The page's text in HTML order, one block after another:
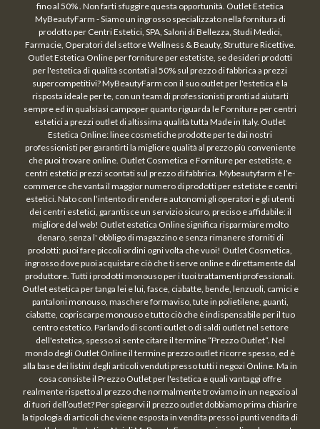
fino al 50% . Non farti sfuggire questa opportunità. Outlet Estetica
MyBeautyFarm - Siamo un ingrosso specializzato nella fornitura di
prodotto per Centri Estetici, SPA, Saloni di Bellezza, Studi Medici,
Farmacie, Operatori del settore Wellness & Beauty, Strutture Ricettive.
Outlet Estetica Online per forniture per estetiste, se desideri prodotti
per l'estetica di qualità scontati al 50% sul prezzo di fabbrica a prezzi
supercompetitivi? MyBeautyFarm con il suo outlet per l'estetica è la
risposta ideale per te, con un team di professionisti pronti ad aiutarti
sempre ed in qualsiasi campoper quanto riguarda le Forniture per centri
estetici a prezzi outlet di altissima qualità tutta Made in Italy. Outlet
Estetica Online: linee cosmetiche prodotte per te dai nostri
professionisti per garantirti la migliore qualità al prezzo più conveniente
che puoi trovare online. Outlet Cosmetica e Forniture per estetiste, e
centri estetici prezzi scontati sul prezzo di fabbrica. Mybeautyfarm è l’e-
commerce che vanta il maggior numero di prodotti per estetiste e centri
estetici. Nato con l’intento di rendere autonomi gli operatori e gli utenti
dei centri estetici, garantisce un servizio sicuro, preciso e affidabile: il
migliore del web! Outlet estetica Online significa risparmiare molto
denaro, senza l' obbligo di magazzino e senza rimanere sforniti di
prodotti: puoi fare piccoli ordini ogni volta che vuoi! Outlet Cosmetica,
ingrosso dove puoi acquistare ciò che ti serve online e direttamente dal
produttore. Tutti i prodotti monouso per i tuoi trattamenti professionali.
Outlet estetica per tanga lei e lui, fasce, ciabatte, bende, lenzuoli, camici e
pantaloni monouso, maschere formaviso, tute in polietilene, guanti,
ciabatte, copriscarpe monouso e tutto ciò che è indispensabile per il tuo
centro estetico. Parlando di sconti outlet o di saldi outlet nel settore
dell'estetica, spesso si sente citare il termine “Prezzo Outlet“. Nel
mondo degli Outlet Online il termine prezzo outlet ricorre spesso, ed è
alla base dei listini degli articoli venduti presso tutti i negozi Online. Ma in
cosa consiste il Prezzo Outlet per l'estetica e quali vantaggi offre
realmente rispetto al prezzo che normalmente troviamo in un negozio al
di fuori dell’outlet? Per spiegarvi il prezzo outlet dobbiamo prima chiarire
la tipologia di articoli che viene esposta in vendita presso i punti vendita di